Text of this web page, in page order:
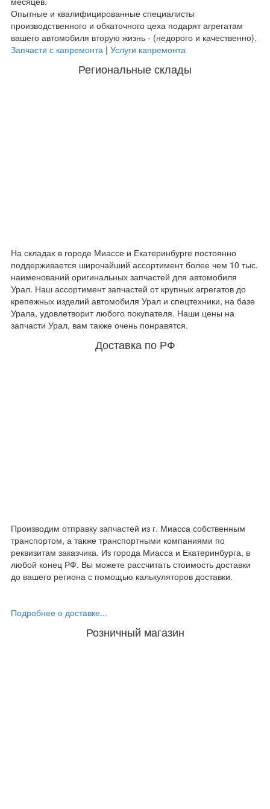
Опытные и квалифицированные специалисты
производственного и обкаточного цеха подарят агрегатам
вашего автомобиля вторую жизнь - (недорого и качественно).
Запчасти с капремонта | Услуги капремонта
Региональные склады
На складах в городе Миассе и Екатеринбурге постоянно
поддерживается широчайший ассортимент более чем 10 тыс.
наименований оригинальных запчастей для автомобиля
Урал. Наш ассортимент запчастей от крупных агрегатов до
крепежных изделий автомобиля Урал и спецтехники, на базе
Урала, удовлетворит любого покупателя. Наши цены на
запчасти Урал, вам также очень понравятся.
Доставка по РФ
Производим отправку запчастей из г. Миасса собственным
транспортом, а также транспортными компаниями по
реквизитам заказчика. Из города Миасса и Екатеринбурга, в
любой конец РФ. Вы можете рассчитать стоимость доставки
до вашего региона с помощью калькуляторов доставки.
Подробнее о доставке...
Розничный магазин